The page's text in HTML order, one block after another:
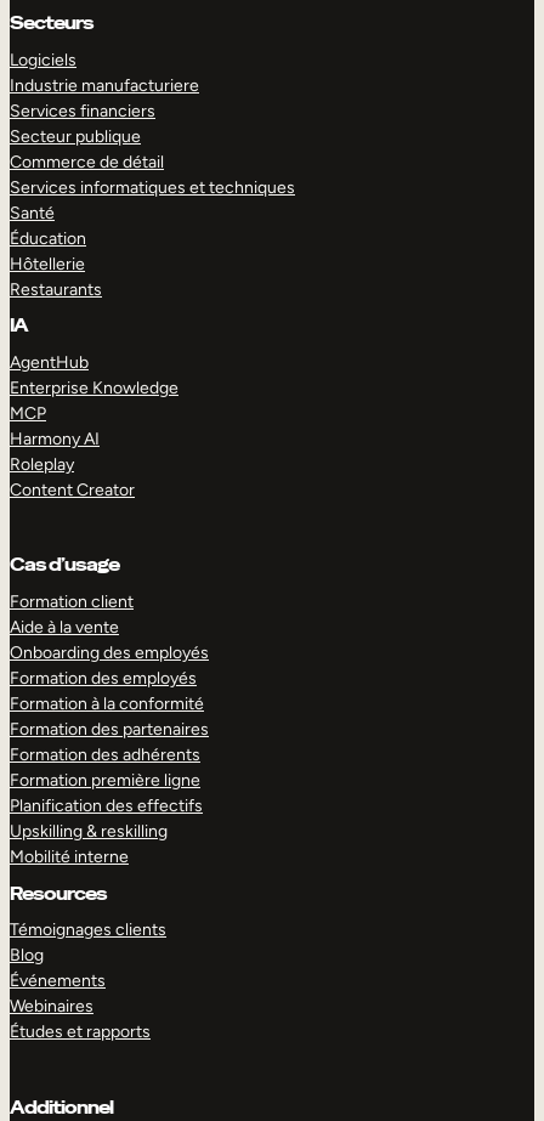
Secteurs
Logiciels
Industrie manufacturiere
Services financiers
Secteur publique
Commerce de détail
Services informatiques et techniques
Santé
Éducation
Hôtellerie
Restaurants
IA
AgentHub
Enterprise Knowledge
MCP
Harmony AI
Roleplay
Content Creator
Cas d’usage
Formation client
Aide à la vente
Onboarding des employés
Formation des employés
Formation à la conformité
Formation des partenaires
Formation des adhérents
Formation première ligne
Planification des effectifs
Upskilling & reskilling
Mobilité interne
Resources
Témoignages clients
Blog
Événements
Webinaires
Études et rapports
Additionnel